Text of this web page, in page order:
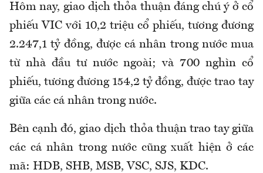
Hôm nay, giao dịch thỏa thuận đáng chú ý ở cổ
phiếu VIC với 10,2 triệu cổ phiếu, tương đương
2.247,1 tỷ đồng, được cá nhân trong nước mua
từ nhà đầu tư nước ngoài; và 700 nghìn cổ
phiếu, tương đương 154,2 tỷ đồng, được trao tay
giữa các cá nhân trong nước.
Bên cạnh đó, giao dịch thỏa thuận trao tay giữa
các cá nhân trong nước cũng xuất hiện ở các
mã: HDB, SHB, MSB, VSC, SJS, KDC.